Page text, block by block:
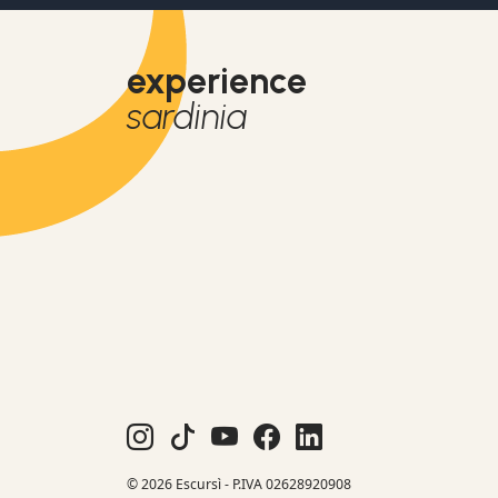
experience
sardinia
© 2026 Escursì - P.IVA 02628920908